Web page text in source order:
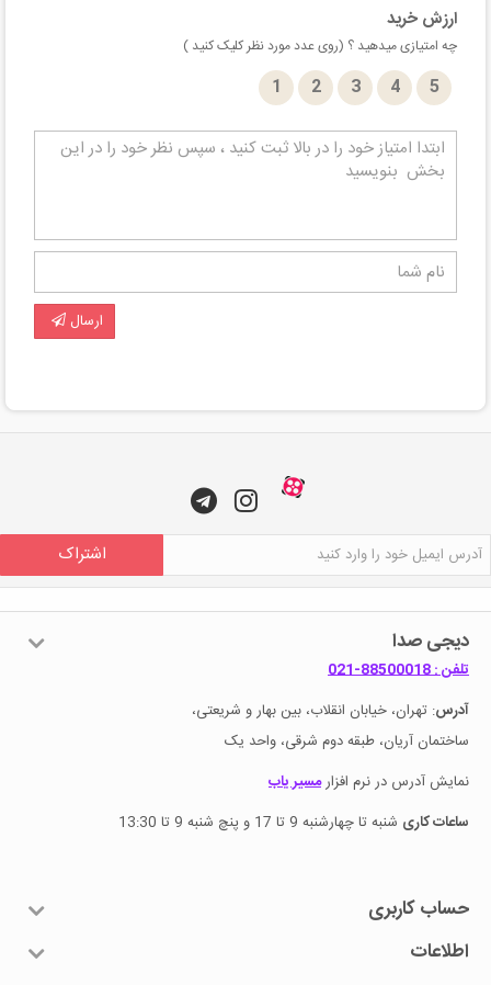
ارزش خرید
چه امتیازی میدهید ؟ (روی عدد مورد نظر کلیک کنید )
1 2 3 4 5
ارسال
اشتراک
دیجی صدا
تلفن : 88500018-021
آدرس: تهران، خیابان انقلاب، بین بهار و شریعتی،
ساختمان آریان، طبقه دوم شرقی، واحد یک
نمایش آدرس در نرم افزارمسیر یاب
ساعات کاری شنبه تا چهارشنبه 9 تا 17 و پنچ شنبه 9 تا 13:30
حساب کاربری
اطلاعات